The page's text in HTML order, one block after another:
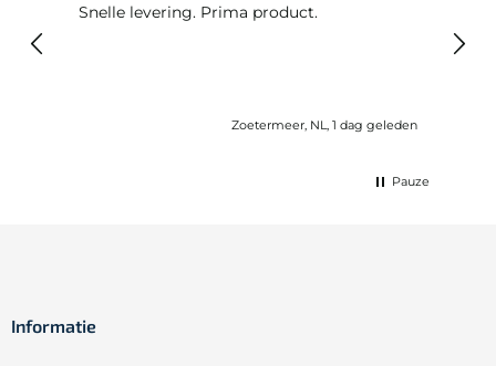
Snelle levering. Prima product.
Zoetermeer, NL, 1 dag geleden
lang
Pauze
Informatie